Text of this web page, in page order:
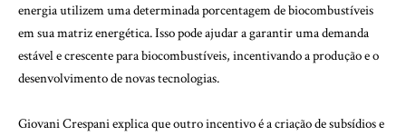
energia utilizem uma determinada porcentagem de biocombustíveis
em sua matriz energética. Isso pode ajudar a garantir uma demanda
estável e crescente para biocombustíveis, incentivando a produção e o
desenvolvimento de novas tecnologias.
Giovani Crespani explica que outro incentivo é a criação de subsídios e